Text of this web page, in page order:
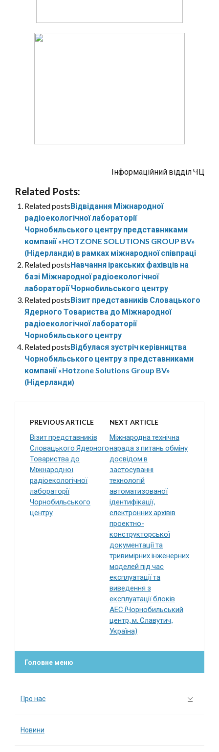
Інформаційний відділ ЧЦ
Related Posts:
Related postsВідвідання Міжнародної
радіоекологічної лабораторії
Чорнобильського центру представниками
компанії «HOTZONE SOLUTIONS GROUP BV»
(Нідерланди) в рамках міжнародної співпраці
Related postsНавчання іракських фахівців на
базі Міжнародної радіоекологічної
лабораторії Чорнобильського центру
Related postsВізит представників Словацького
Ядерного Товариства до Міжнародної
радіоекологічної лабораторії
Чорнобильського центру
Related postsВідбулася зустріч керівництва
Чорнобильського центру з представниками
компанії «Hоtzone Solutions Group BV»
(Нідерланди)
PREVIOUS ARTICLE
Візит представників
Словацького Ядерного
Товариства до
Міжнародної
радіоекологічної
лабораторії
Чорнобильського
центру
NEXT ARTICLE
Міжнародна технічна
нарада з питань обміну
досвідом в
застосуванні
технологій
автоматизованої
ідентифікації,
електронних архівів
проектно-
конструкторської
документації та
тривимірних інженерних
моделей під час
експлуатації та
виведення з
експлуатації блоків
АЕС (Чорнобильський
центр, м. Славутич,
Україна)
Головне меню
Про нас
Новини